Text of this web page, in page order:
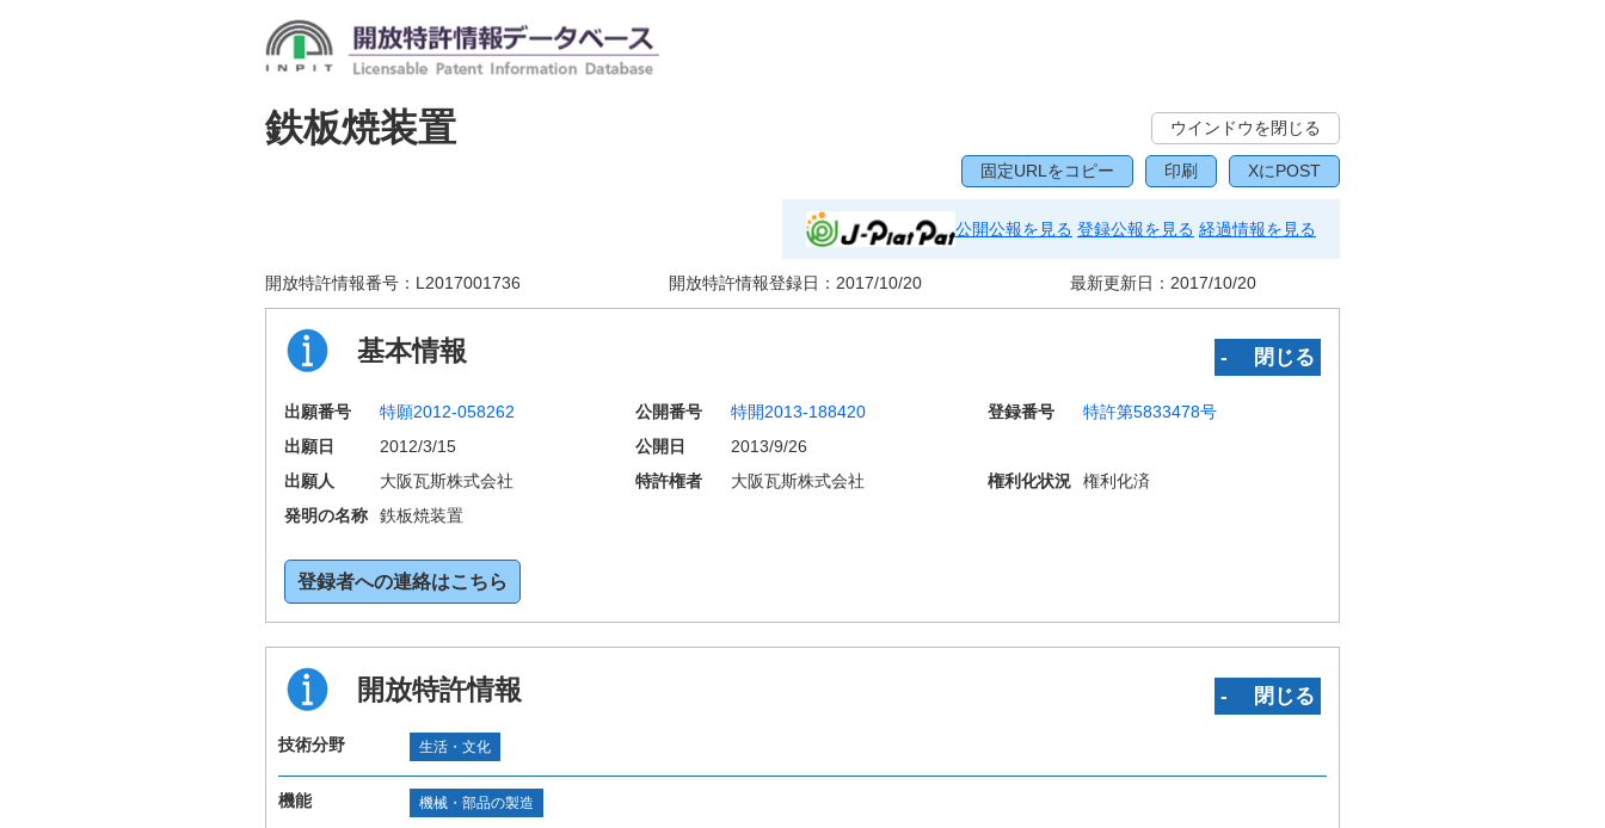
鉄板焼装置 ウインドウを閉じる
固定URLをコピー 印刷 XにPOST
公開公報を見る 登録公報を見る 経過情報を見る
開放特許情報番号： L2017001736 開放特許情報登録日： 2017/10/20 最新更新日： 2017/10/20
基本情報 ‐ 閉じる
出願番号 特願2012-058262 公開番号 特開2013-188420 登録番号
特許第5833478号
出願日
2012/3/15 公開日
2013/9/26
出願人
大阪瓦斯株式会社 特許権者 大阪瓦斯株式会社 権利化状況
権利化済
発明の名称
鉄板焼装置
登録者への連絡はこちら
開放特許情報 ‐ 閉じる
技術分野 生活・文化
機能 機械・部品の製造